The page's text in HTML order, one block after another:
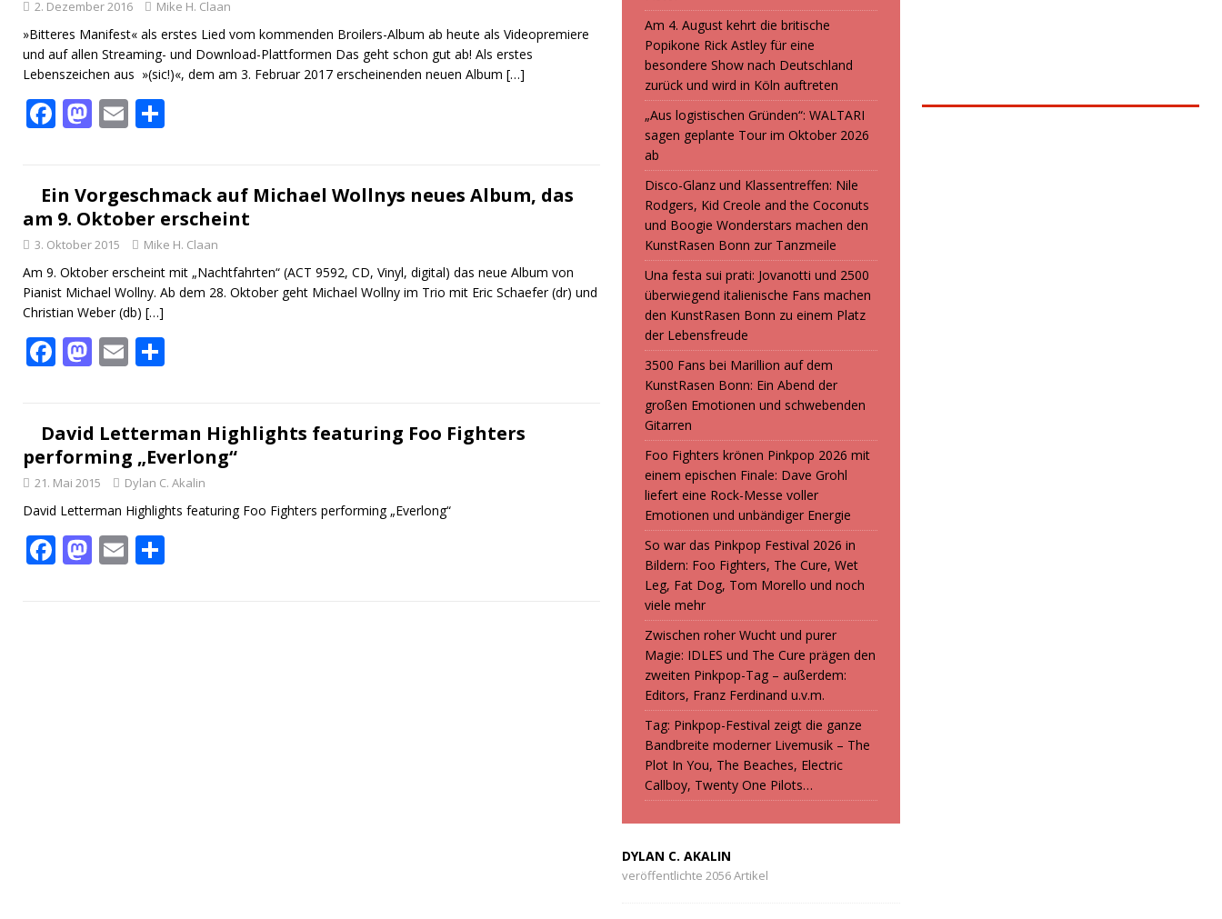
2. Dezember 2016 Mike H. Claan
»Bitteres Manifest« als erstes Lied vom kommenden Broilers-Album ab heute als Videopremiere
und auf allen Streaming- und Download-Plattformen Das geht schon gut ab! Als erstes
Lebenszeichen aus »(sic!)«, dem am 3. Februar 2017 erscheinenden neuen Album […]
F
b
o
o
k
M
d
o
n
E
l n
Ein Vorgeschmack auf Michael Wollnys neues Album, das
am 9. Oktober erscheint
3. Oktober 2015 Mike H. Claan
Am 9. Oktober erscheint mit „Nachtfahrten“ (ACT 9592, CD, Vinyl, digital) das neue Album von
Pianist Michael Wollny. Ab dem 28. Oktober geht Michael Wollny im Trio mit Eric Schaefer (dr) und
Christian Weber (db) […]
F
b
o
o
k
M
d
o
n
E
l n
David Letterman Highlights featuring Foo Fighters
performing „Everlong“
21. Mai 2015 Dylan C. Akalin
David Letterman Highlights featuring Foo Fighters performing „Everlong“
F M E
Am 4. August kehrt die britische
Popikone Rick Astley für eine
besondere Show nach Deutschland
zurück und wird in Köln auftreten
„Aus logistischen Gründen“: WALTARI
sagen geplante Tour im Oktober 2026
ab
Disco-Glanz und Klassentreffen: Nile
Rodgers, Kid Creole and the Coconuts
und Boogie Wonderstars machen den
KunstRasen Bonn zur Tanzmeile
Una festa sui prati: Jovanotti und 2500
überwiegend italienische Fans machen
den KunstRasen Bonn zu einem Platz
der Lebensfreude
3500 Fans bei Marillion auf dem
KunstRasen Bonn: Ein Abend der
großen Emotionen und schwebenden
Gitarren
Foo Fighters krönen Pinkpop 2026 mit
einem epischen Finale: Dave Grohl
liefert eine Rock-Messe voller
Emotionen und unbändiger Energie
So war das Pinkpop Festival 2026 in
Bildern: Foo Fighters, The Cure, Wet
Leg, Fat Dog, Tom Morello und noch
viele mehr
Zwischen roher Wucht und purer
Magie: IDLES und The Cure prägen den
zweiten Pinkpop-Tag – außerdem:
Editors, Franz Ferdinand u.v.m.
Tag: Pinkpop-Festival zeigt die ganze
Bandbreite moderner Livemusik – The
Plot In You, The Beaches, Electric
Callboy, Twenty One Pilots…
DYLAN C. AKALIN
veröffentlichte 2056 Artikel